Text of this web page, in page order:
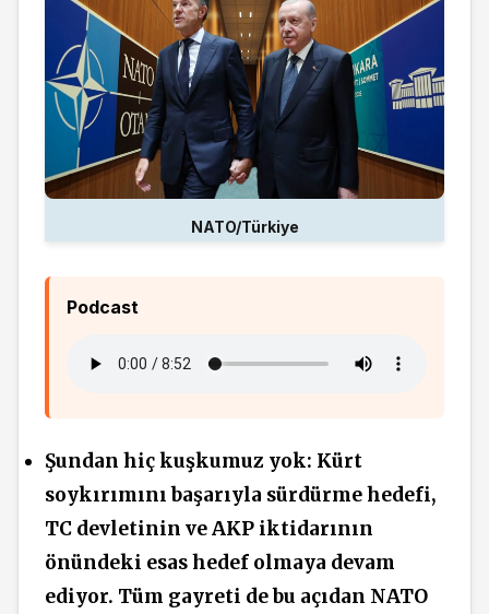
NATO/Türkiye
Podcast
Şundan hiç kuşkumuz yok: Kürt
soykırımını başarıyla sürdürme hedefi,
TC devletinin ve AKP iktidarının
önündeki esas hedef olmaya devam
ediyor. Tüm gayreti de bu açıdan NATO